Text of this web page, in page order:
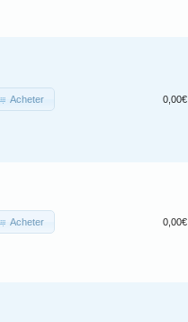
Acheter 0,00€
Acheter 0,00€